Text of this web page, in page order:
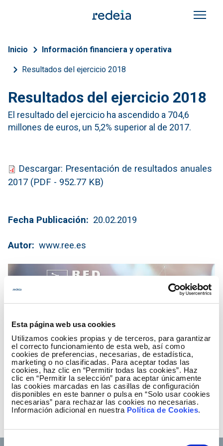
Esta página web usa cookies
Utilizamos cookies propias y de terceros, para garantizar
el correcto funcionamiento de esta web, así como
cookies de preferencias, necesarias, de estadística,
marketing o no clasificadas. Para aceptar todas las
cookies, haz clic en “Permitir todas las cookies”. Haz
clic en “Permitir la selección” para aceptar únicamente
las cookies marcadas en las casillas de configuración
disponibles en este banner o pulsa en “Solo usar cookies
necesarias” para rechazar las cookies no necesarias.
Información adicional en nuestra Política de Cookies.
Sobrescribir enlaces de
Inicio Información financiera y operativa
Resultados del ejercicio 2018
Resultados del ejercicio 2018
El resultado del ejercicio ha ascendido a 704,6
millones de euros, un 5,2% superior al de 2017.
Descargar: Presentación de resultados anuales
2017 (PDF - 952.77 KB)
Fecha Publicación 20.02.2019
Autor www.ree.es